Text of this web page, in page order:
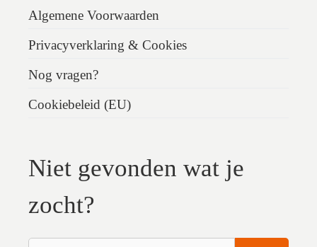
Algemene Voorwaarden
Privacyverklaring & Cookies
Nog vragen?
Cookiebeleid (EU)
Niet gevonden wat je
zocht?